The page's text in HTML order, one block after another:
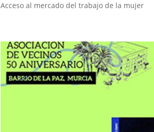
Acceso al mercado del trabajo de la mujer